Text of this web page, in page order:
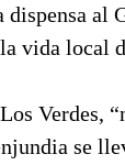
dispensa al
vida local
Verdes,
se